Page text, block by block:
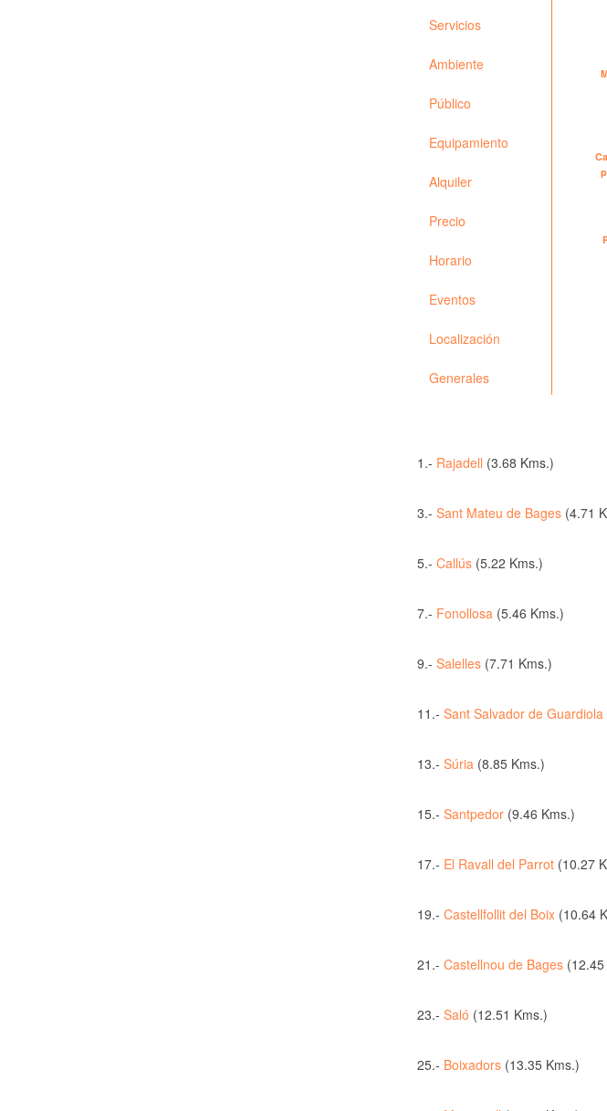
Servicios
Ambiente
Público
Equipamiento
Alquiler
Precio
Horario
Eventos
Localización
Generales
1.- Rajadell (3.68 Kms.)
3.- Sant Mateu de Bages(4.71
5.- Callús(5.22 Kms.)
7.- Fonollosa(5.46 Kms.)
9.- Salelles(7.71 Kms.)
11.- Sant Salvador de Guardiola
13.- Súria(8.85 Kms.)
15.- Santpedor(9.46 Kms.)
17.- El Ravall del Parrot(10.27
19.- Castellfollit del Boix(10.64
21.- Castellnou de Bages(12.45
23.- Saló (12.51 Kms.)
25.- Boixadors(13.35 Kms.)